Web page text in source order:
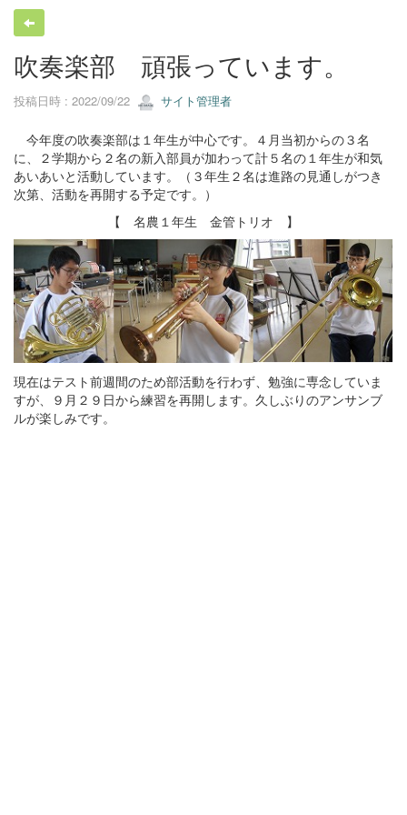
吹奏楽部 頑張っています。
投稿日時 : 2022/09/22 サイト管理者
今年度の吹奏楽部は１年生が中心です。４月当初からの３名
に、２学期から２名の新入部員が加わって計５名の１年生が和気
あいあいと活動しています。（３年生２名は進路の見通しがつき
次第、活動を再開する予定です。）
【 名農１年生 金管トリオ 】
現在はテスト前週間のため部活動を行わず、勉強に専念していま
すが、９月２９日から練習を再開します。久しぶりのアンサンブ
ルが楽しみです。